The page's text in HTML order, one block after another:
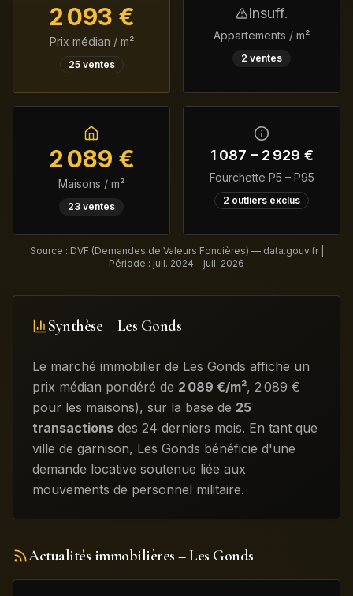
2 093 €
Prix médian / m²
25ventes
Insuff.
Appartements / m²
2 ventes
2 089 €
Maisons / m²
23 ventes
1 087 – 2 929 €
Fourchette P5 – P95
2 outliers exclus
Source : DVF (Demandes de Valeurs Foncières) — data.gouv.fr |
Période : juil. 2024 – juil. 2026
Synthèse –Les Gonds
Le marché immobilier de Les Gonds affiche un
prix médian pondéré de 2 089 €/m², 2 089 €
pour les maisons), sur la base de 25
transactions des 24 derniers mois. En tant que
ville de garnison, Les Gonds bénéficie d'une
demande locative soutenue liée aux
mouvements de personnel militaire.
Actualités immobilières – Les Gonds